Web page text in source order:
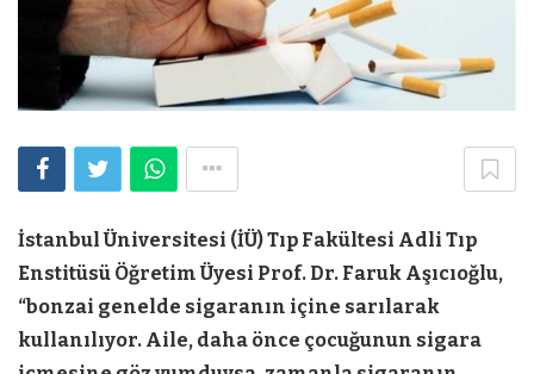
İstanbul Üniversitesi (İÜ) Tıp Fakültesi Adli Tıp
Enstitüsü Öğretim Üyesi Prof. Dr. Faruk Aşıcıoğlu,
“bonzai genelde sigaranın içine sarılarak
kullanılıyor. Aile, daha önce çocuğunun sigara